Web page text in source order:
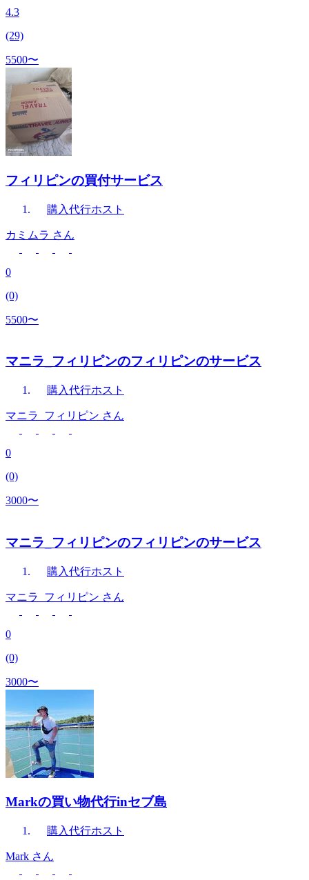
4.3
(29)
5500〜
フィリピンの買付サービス
購入代行ホスト
カミムラ さん
0
(0)
5500〜
マニラ_フィリピンのフィリピンのサービス
購入代行ホスト
マニラ_フィリピン さん
0
(0)
3000〜
マニラ_フィリピンのフィリピンのサービス
購入代行ホスト
マニラ_フィリピン さん
0
(0)
3000〜
Markの買い物代行inセブ島
購入代行ホスト
Mark さん